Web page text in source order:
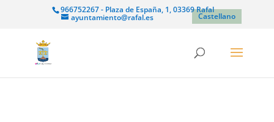
966752267 - Plaza de España, 1, 03369 Rafal
ayuntamiento@rafal.es Castellano